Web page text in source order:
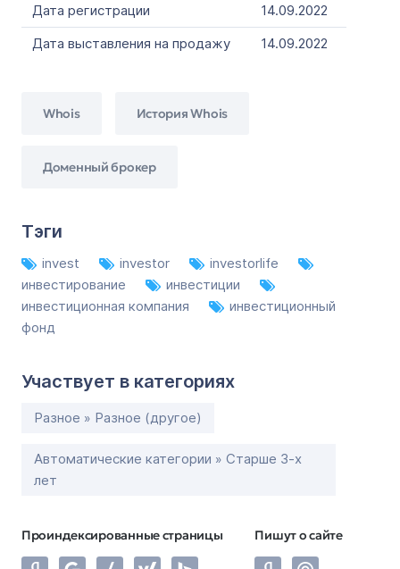
Дата регистрации
14.09.2022
Дата выставления на продажу
14.09.2022
Whois История Whois
Доменный брокер
Тэги
invest investor
investorlife
инвестирование
инвестиции
инвестиционная компания
инвестиционный
фонд
Участвует в категориях
Разное » Разное (другое)
Автоматические категории » Старше 3-х
лет
Проиндексированные страницы Пишут о сайте